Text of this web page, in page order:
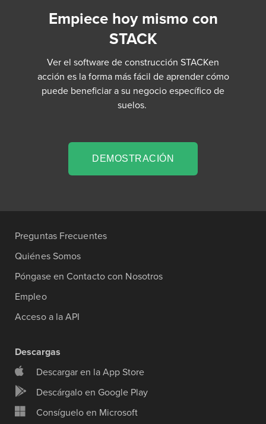
Empiece hoy mismo con
STACK
Ver el software de construcción STACKen
acción es la forma más fácil de aprender cómo
puede beneficiar a su negocio específico de
suelos.
DEMOSTRACIÓN
Preguntas Frecuentes
Quiénes Somos
Póngase en Contacto con Nosotros
Empleo
Acceso a la API
Descargas
Descargar en la App Store
Descárgalo en Google Play
Consíguelo en Microsoft